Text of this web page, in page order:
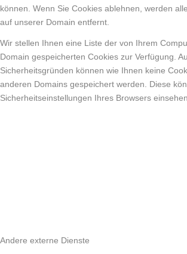
können. Wenn Sie Cookies ablehnen, werden
auf unserer Domain entfernt.
Wir stellen Ihnen eine Liste der von Ihrem
Domain gespeicherten Cookies zur Verfügung.
Sicherheitsgründen können wie Ihnen keine
anderen Domains gespeichert werden. Diese
Sicherheitseinstellungen Ihres Browsers einsehen.
Andere externe Dienste